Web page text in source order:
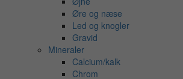
Øre og næse
Led og knogler
Gravid
Mineraler
Calcium/kalk
Chrom